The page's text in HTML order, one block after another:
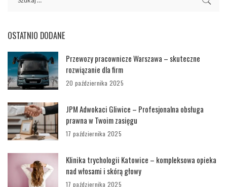
OSTATNIO DODANE
Przewozy pracownicze Warszawa – skuteczne
rozwiązanie dla firm
20 października 2025
JPM Adwokaci Gliwice – Profesjonalna obsługa
prawna w Twoim zasięgu
17 października 2025
Klinika trychologii Katowice – kompleksowa opieka
nad włosami i skórą głowy
17 października 2025